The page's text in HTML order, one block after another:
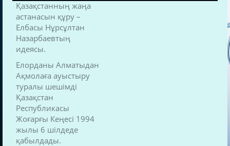
Қазақстанның жаңа
астанасын құру –
Елбасы Нұрсұлтан
Назарбаевтың
идеясы.
Елорданы Алматыдан
Ақмолаға ауыстыру
туралы шешімді
Қазақстан
Республикасы
Жоғарғы Кеңесі 1994
жылы 6 шілдеде
қабылдады.